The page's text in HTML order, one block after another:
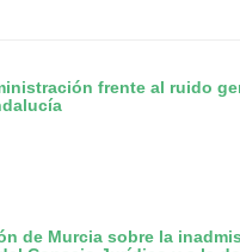
frente al ruido
de Murcia sobre la